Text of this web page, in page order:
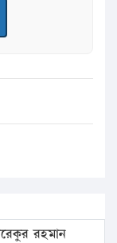
রহমান